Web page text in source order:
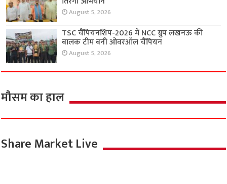
August 5, 2026
TSC चैंपियनशिप-2026 में NCC ग्रुप लखनऊ की
बालक टीम बनी ओवरऑल चैंपियन
August 5, 2026
मौसम का हाल
Share Market Live